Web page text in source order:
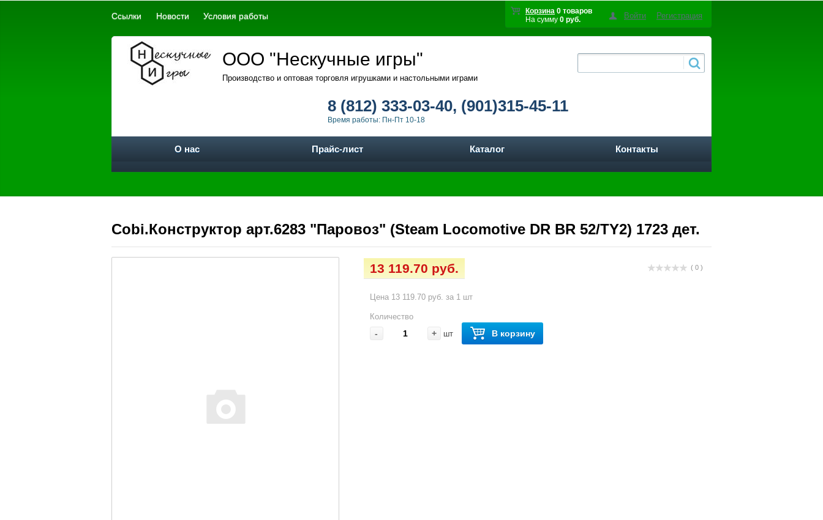
Корзина 0 товаров
На сумму 0 руб. Войти Регистрация
Ссылки Новости Условия работы
ООО "Нескучные игры"
Производство и оптовая торговля игрушками и настольными играми
8 (812) 333-03-40, (901)315-45-11
Время работы: Пн-Пт 10-18
О нас Прайс-лист Каталог Контакты
Cobi.Конструктор арт.6283 "Паровоз" (Steam Locomotive DR BR 52/TY2) 1723 дет.
( 0 )
13 119.70 руб.
Цена 13 119.70 руб. за 1 шт
Количество
- + шт В корзину